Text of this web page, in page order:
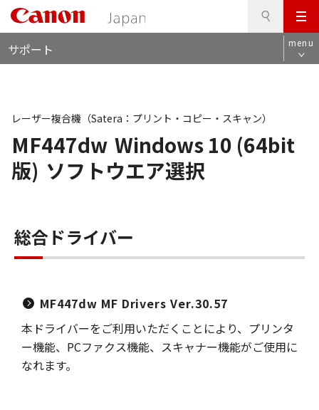
メ
ニ
ュ
サポート menu
MF447dw Windows 10 (64bit
版) ソフトウエア選択
レーザー複合機（Satera：プリント・コピー・スキャン）
総合ドライバー
MF447dw MF Drivers Ver.30.57
本ドライバーをご利用いただくことにより、プリンタ
ー機能、PCファクス機能、スキャナー機能がご使用に
なれます。